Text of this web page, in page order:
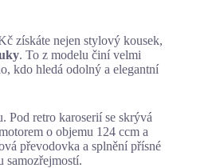
získáte nejen stylový kousek,
. To z modelu činí velmi
kdo hledá odolný a elegantní
Pod retro karoserií se skrývá
o objemu 124 ccm a
převodovka a splnění přísné
samozřejmostí.